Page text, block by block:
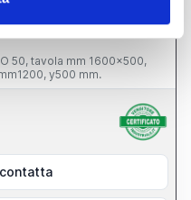
50, tavola mm 1600x500,
y500 mm.
contatta